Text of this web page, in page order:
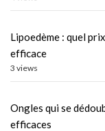
Lipoedème : quel
efficace
3 views
Ongles qui se
efficaces